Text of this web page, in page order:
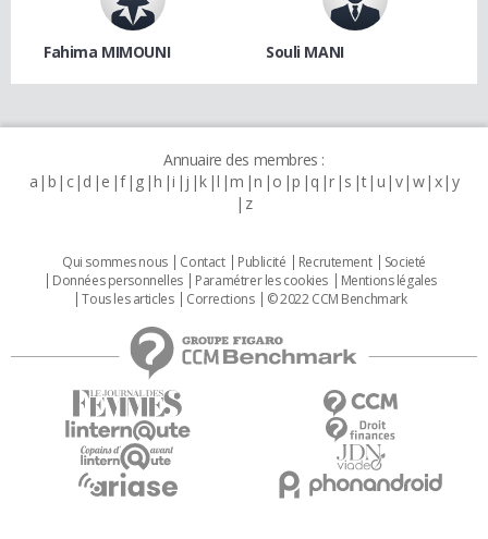
Fahima MIMOUNI Souli MANI
Annuaire des membres :
a b c d e f g h i j k l m n o p q r s t u v w x y
z
Qui sommes nous Contact Publicité Recrutement
Societé
Données personnelles
Paramétrer les cookies
Mentions légales
Tous les articles
Corrections © 2022 CCM Benchmark